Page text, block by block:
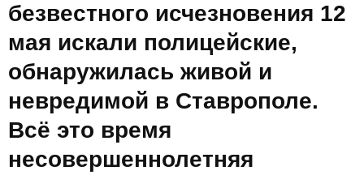
безвестного исчезновения 12
мая искали полицейские,
обнаружилась живой и
невредимой в Ставрополе.
Всё это время
несовершеннолетняя